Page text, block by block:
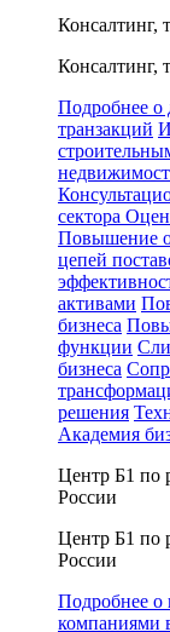
Консалтинг,
Консалтинг,
Подробнее о
транзакций
сектора
Повышение
цепей
активами
бизнеса
функции
бизнеса
решения
Академия
Центр Б1 по
России
Центр Б1 по
России
Подробнее о
компаниями